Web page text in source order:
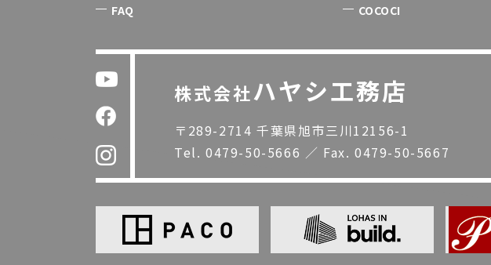
FAQ
COCOCI
株式会社ハヤシ工務店
〒289-2714 千葉県旭市三川12156-1
Tel. 0479-50-5666 ／ Fax. 0479-50-5667